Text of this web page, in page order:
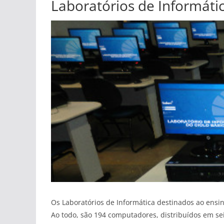
Laboratórios de
Os Laboratórios de Informática destinados ao
Ao todo, são 194 computadores, distribuídos em